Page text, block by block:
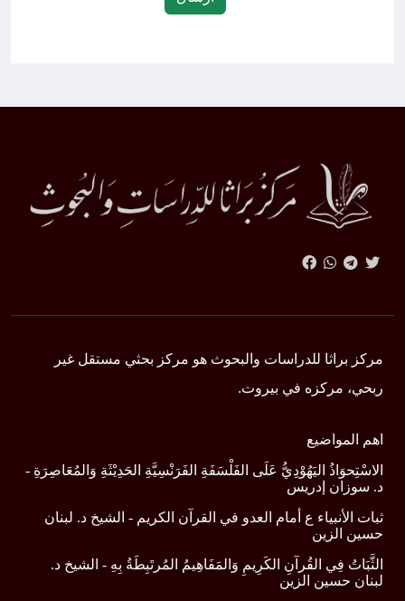
مركز براثا للدراسات والبحوث هو مركز بحثي مستقل غير
ربحي، مركزه في بيروت.
اهم المواضيع
الاسْتِحوَاذُ اليَهُوْدِيُّ عَلَى الفَلْسَفَةِ الفَرَنْسِيَّةِ الحَدِيْثَةِ وَالمُعَاصِرَةِ -
د. سوزان إدريس
ثبات الأنبياء ع أمام العدو في القرآن الكريم - الشيخ د. لبنان
حسين الزين
الثَّبَاتُ فِي القُرآنِ الكَرِيمِ وَالمَفَاهِيمُ المُرتَبِطَةُ بِهِ - الشيخ د.
لبنان حسين الزين